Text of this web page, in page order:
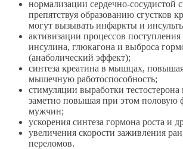
нормализации сердечно-сосудистой
препятствуя образованию сгустков
могут вызывать инфаркты и
активизации процессов поступления
инсулина, глюкагона и выброса
(анаболический эффект);
синтеза креатина в мышцах,
мышечную работоспособность;
стимуляции выработки тестостерона
заметно повышая при этом половую
мужчин;
ускорения синтеза гормона роста и
увеличения скорости заживления
переломов.